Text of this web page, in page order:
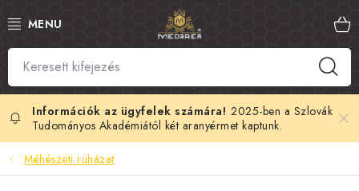
tartalomhoz
SZLOVÁK MÉZ
MANUKA MÉZ
MÉHPEMPŐ
2025-ben a Szlovák
Tudományos Akadémiától két aranyérmet kaptunk.
Méhészeti ruházat